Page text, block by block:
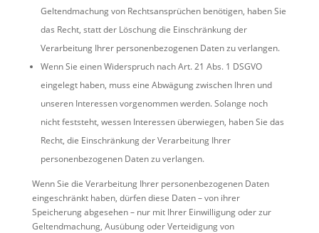
Geltendmachung von Rechtsansprüchen benötigen, haben Sie
das Recht, statt der Löschung die Einschränkung der
Verarbeitung Ihrer personenbezogenen Daten zu verlangen.
Wenn Sie einen Widerspruch nach Art. 21 Abs. 1 DSGVO
eingelegt haben, muss eine Abwägung zwischen Ihren und
unseren Interessen vorgenommen werden. Solange noch
nicht feststeht, wessen Interessen überwiegen, haben Sie das
Recht, die Einschränkung der Verarbeitung Ihrer
personenbezogenen Daten zu verlangen.
Wenn Sie die Verarbeitung Ihrer personenbezogenen Daten
eingeschränkt haben, dürfen diese Daten – von ihrer
Speicherung abgesehen – nur mit Ihrer Einwilligung oder zur
Geltendmachung, Ausübung oder Verteidigung von